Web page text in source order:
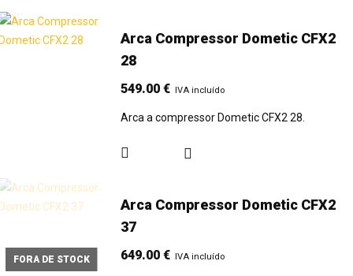
Arca Compressor Dometic CFX2
28
549.00€ IVA incluído
Arca a compressor Dometic CFX2 28.
FORA DE STOCK
Arca Compressor Dometic CFX2
37
649.00€ IVA incluído